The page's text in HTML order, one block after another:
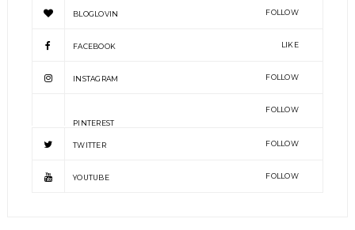
BLOGLOVIN FOLLOW
FACEBOOK LIKE
INSTAGRAM FOLLOW
PINTEREST
FOLLOW
TWITTER FOLLOW
YOUTUBE FOLLOW